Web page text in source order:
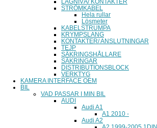
LÅGNIVÅ/ KONTAKTER
STRÖMKABEL
Hela rullar
Lösmeter
KABELSTRUMPA
KRYMPSLANG
KONTAKTER/ ANSLUTNINGAR
TEJP
SÄKRINGSHÅLLARE
SÄKRINGAR
DISTRIBUTIONSBLOCK
VERKTYG
KAMERA INTERFACE OEM
BIL
VAD PASSAR I MIN BIL
AUDI
Audi A1
A1 2010 -
Audi A2